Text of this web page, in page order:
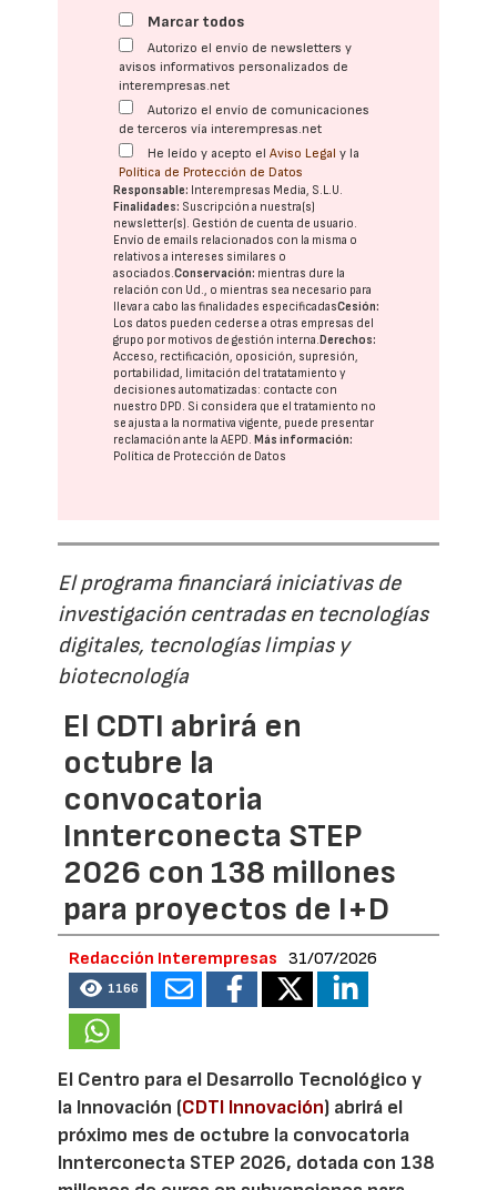
Marcar todos
Autorizo el envío de newsletters y
avisos informativos personalizados de
interempresas.net
Autorizo el envío de comunicaciones
de terceros vía interempresas.net
He leído y acepto elAviso Legal y la
Política de Protección de Datos
Responsable: Interempresas Media, S.L.U.
Finalidades: Suscripción a nuestra(s)
newsletter(s). Gestión de cuenta de usuario.
Envío de emails relacionados con la misma o
relativos a intereses similares o
asociados.Conservación: mientras dure la
relación con Ud., o mientras sea necesario para
llevar a cabo las finalidades especificadasCesión:
Los datos pueden cederse a otras empresas del
grupo por motivos de gestión interna.Derechos:
Acceso, rectificación, oposición, supresión,
portabilidad, limitación del tratatamiento y
decisiones automatizadas: contacte con
nuestro DPD. Si considera que el tratamiento no
se ajusta a la normativa vigente, puede presentar
reclamación ante laAEPD.Más información:
Política de Protección de Datos
El programa financiará iniciativas de
investigación centradas en tecnologías
digitales, tecnologías limpias y
biotecnología
El CDTI abrirá en
octubre la
convocatoria
Innterconecta STEP
2026 con 138 millones
para proyectos de I+D
Redacción Interempresas 31/07/2026
1166
El Centro para el Desarrollo Tecnológico y
la Innovación (CDTI Innovación) abrirá el
próximo mes de octubre la convocatoria
Innterconecta STEP 2026, dotada con 138